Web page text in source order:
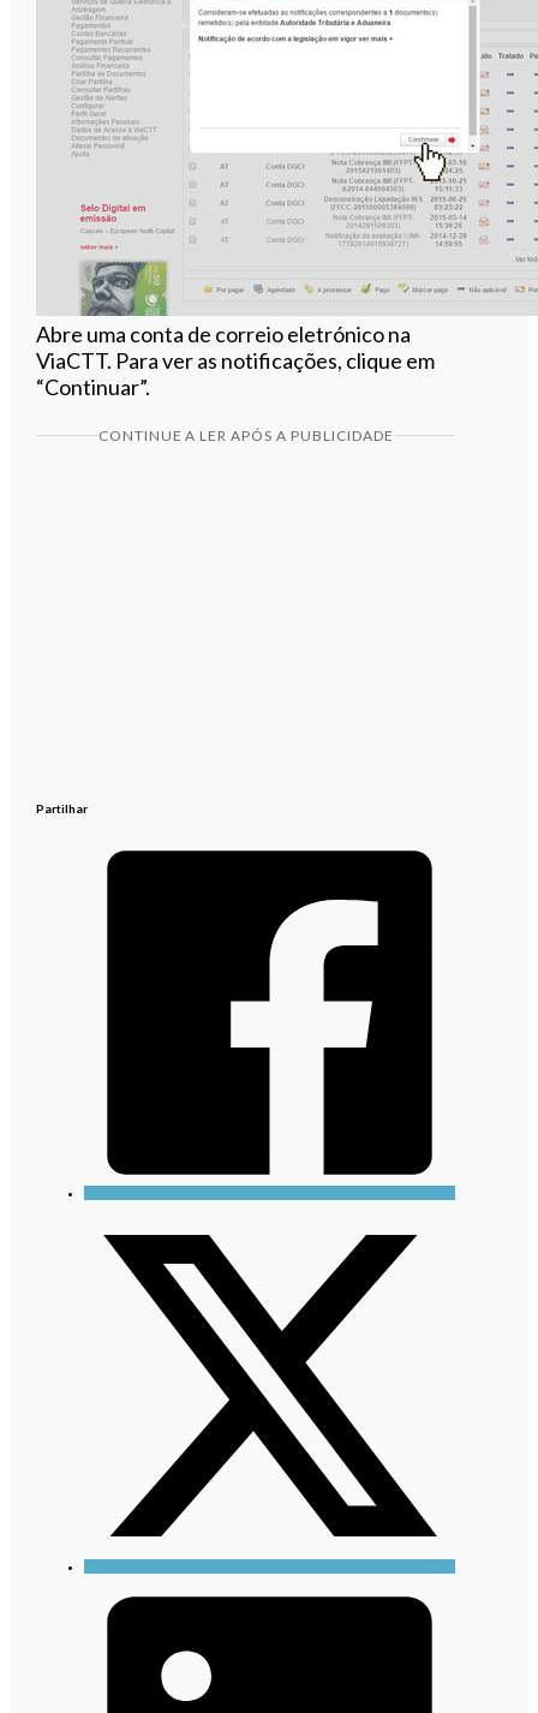
Abre uma conta de correio eletrónico na
ViaCTT. Para ver as notificações, clique em
“Continuar”.
CONTINUE A LER APÓS A PUBLICIDADE
Partilhar